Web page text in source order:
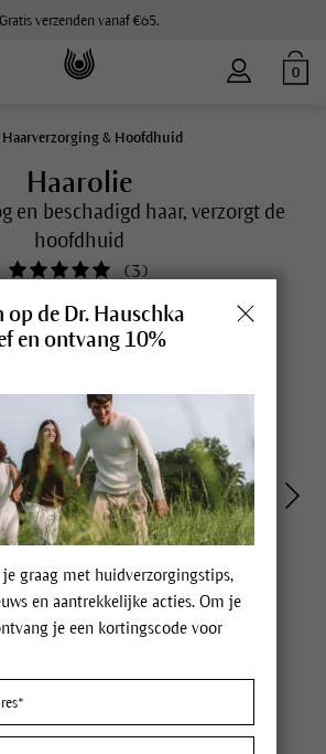
Gratis verzenden vanaf €65.
0
Haarverzorging & Hoofdhuid
Haarolie
en beschadigd haar, verzorgt de
hoofdhuid
(3)
Dr. Hauschka Haarolie
op de Dr. Hauschka
en ontvang 10%
graag met huidverzorgingstips,
en aantrekkelijke acties. Om je
je een kortingscode voor